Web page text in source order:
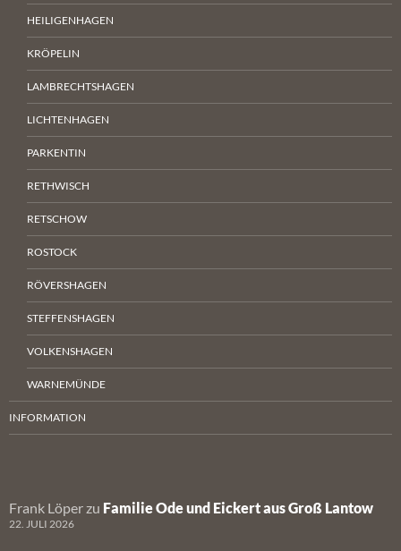
HEILIGENHAGEN
KRÖPELIN
LAMBRECHTSHAGEN
LICHTENHAGEN
PARKENTIN
RETHWISCH
RETSCHOW
ROSTOCK
RÖVERSHAGEN
STEFFENSHAGEN
VOLKENSHAGEN
WARNEMÜNDE
INFORMATION
Frank Löper zu Familie Ode und Eickert aus Groß Lantow
22. JULI 2026